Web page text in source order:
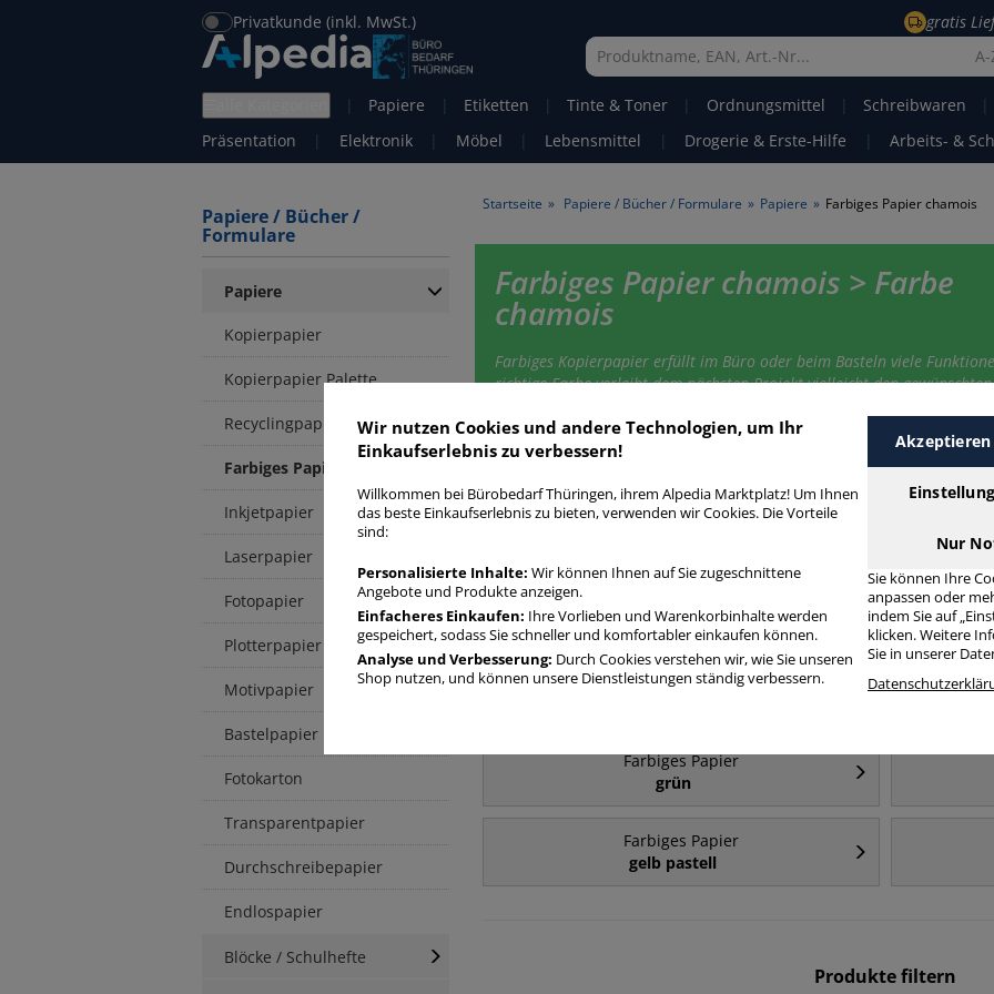
Privatkunde (inkl. MwSt.) gratis
A-
| Papiere | Etiketten | Tinte & Toner | Ordnungsmittel | Schreibwaren |
Präsentation
| Elektronik | Möbel | Lebensmittel | Drogerie & Erste-Hilfe | Arbeits- &
Papiere / Bücher /
Formulare
Papiere
Kopierpapier
Kopierpapier Palette
Recyclingpapier
Farbiges Papier
Inkjetpapier
Laserpapier
Fotopapier
Plotterpapier
Motivpapier
Bastelpapier
Fotokarton
Transparentpapier
Durchschreibepapier
Endlospapier
Blöcke / Schulhefte
Startseite » Papiere / Bücher / Formulare » Papiere » Farbiges Papier chamois
Farbiges Papier chamois > Farbe
chamois
Farbiges Kopierpapier erfüllt im Büro oder beim Basteln viele
richtige Farbe verleiht dem nächsten Projekt vielleicht den gewünschten
Farbiges Papier chamois
Häufig gesucht
A4
Farbiges Papier
Farbiges Papier
grün
Farbiges Papier
gelb pastell
Produkte filtern
Wir nutzen Cookies und andere Technologien, um Ihr
Einkaufserlebnis zu verbessern!
Willkommen bei Bürobedarf Thüringen, ihrem Alpedia Marktplatz! Um Ihnen
das beste Einkaufserlebnis zu bieten, verwenden wir Cookies. Die Vorteile
sind:
Personalisierte Inhalte: Wir können Ihnen auf Sie zugeschnittene
Angebote und Produkte anzeigen.
Einfacheres Einkaufen: Ihre Vorlieben und Warenkorbinhalte werden
gespeichert, sodass Sie schneller und komfortabler einkaufen können.
Analyse und Verbesserung: Durch Cookies verstehen wir, wie Sie unseren
Shop nutzen, und können unsere Dienstleistungen ständig verbessern.
Nur
Sie können Ihre
anpassen oder
indem Sie auf
klicken. Weitere
Sie in unserer